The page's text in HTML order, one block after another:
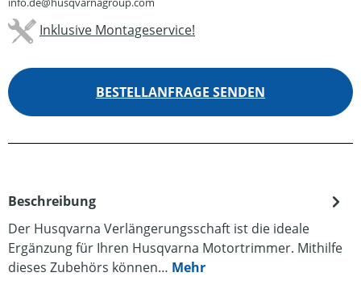
Inklusive Montageservice!
BESTELLANFRAGE SENDEN
Beschreibung
Der Husqvarna Verlängerungsschaft ist die ideale
Ergänzung für Ihren Husqvarna Motortrimmer. Mithilfe
dieses Zubehörs können… Mehr